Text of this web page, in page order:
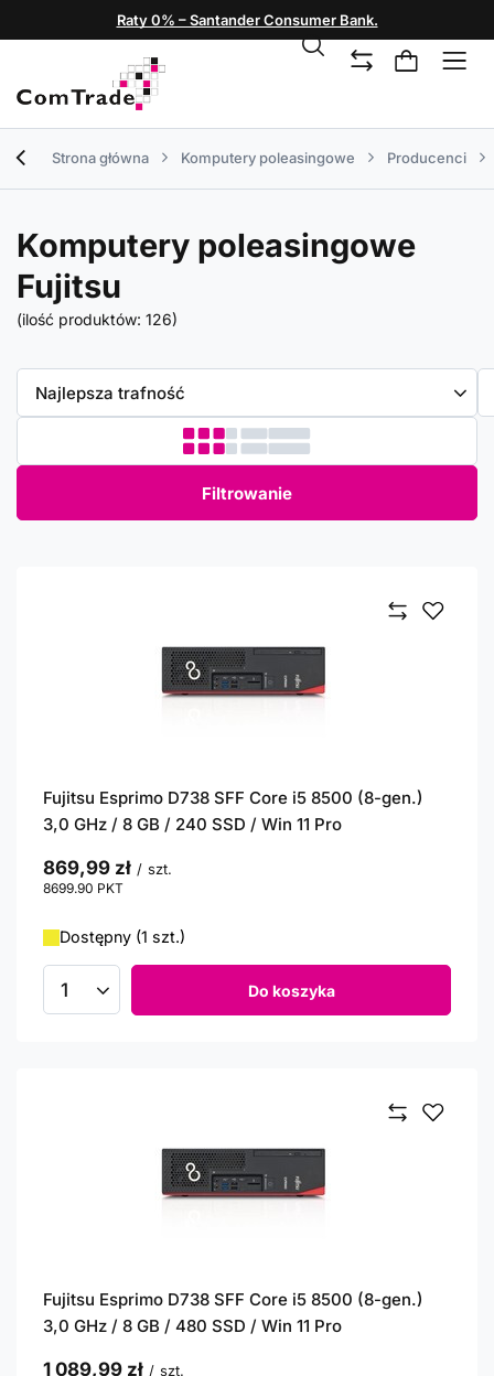
Raty 0% – Santander Consumer Bank.
Strona główna Komputery poleasingowe Producenci
Komputery poleasingowe
Fujitsu
(ilość produktów: 126)
Zmień sortowanie
Najlepsza trafność
Filtrowanie
Fujitsu Esprimo D738 SFF Core i5 8500 (8-gen.)
3,0 GHz / 8 GB / 240 SSD / Win 11 Pro
869,99 zł / szt.
8699.90 PKT
Dostępny (1 szt.)
Ilość produktów Do koszyka
Fujitsu Esprimo D738 SFF Core i5 8500 (8-gen.)
3,0 GHz / 8 GB / 480 SSD / Win 11 Pro
1 089,99 zł / szt.